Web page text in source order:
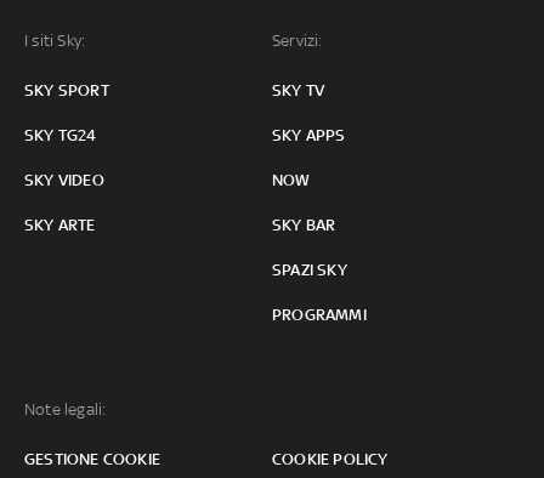
I siti Sky:
SKY SPORT
SKY TG24
SKY VIDEO
SKY ARTE
Servizi:
SKY TV
SKY APPS
NOW
SKY BAR
SPAZI SKY
PROGRAMMI
Note legali:
GESTIONE COOKIE COOKIE POLICY